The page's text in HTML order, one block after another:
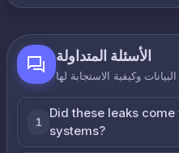
الأسئلة المتداولة
وكيفية الاستجابة لها
1
Did these leaks
systems?